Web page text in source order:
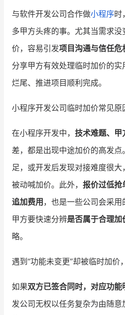
行业洞察
品牌消费观 行业
培训课程
私域课程 新零
增长俱乐部
增长俱乐部 有赞
合作共进
入驻有赞 认证
有赞云 数据
与软件开发公司合作做小程序时，
多甲方头疼的事。尤其当需求
价，容易引发项目沟通与信任危
分享甲方有效处理临时加价的
烂尾、推进项目顺利完成。
小程序开发公司临时加价常见原
在小程序开发中， 技术难题、甲
差，都是出现中途加价的高发
足，或开发后发现对接难度很
被动喊加价。此外， 报价过低抢
追加费用 ，也是一些公司会采用
甲方要快速分辨是否属于合理加
略。
遇到“功能未变更”却被临时加价
如果双方已签合同时，对应功
发公司无权以任务复杂为由随意